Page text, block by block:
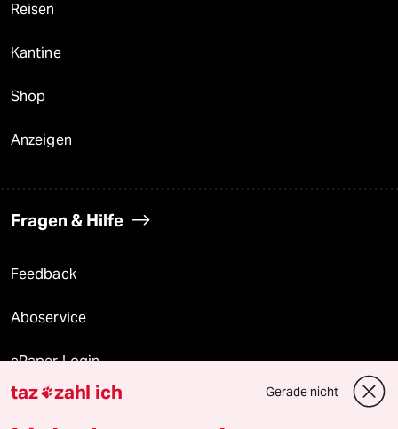
Reisen
Kantine
Shop
Anzeigen
Fragen & Hilfe
Feedback
Aboservice
ePaper Login
Downloads für Abonnierende
taz zahl ich Gerade nicht